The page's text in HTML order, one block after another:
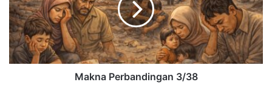
Makna Perbandingan 3/38